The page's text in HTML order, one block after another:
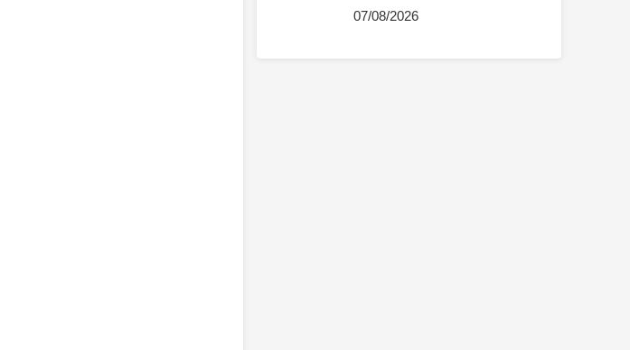
टीका
07/08/2026